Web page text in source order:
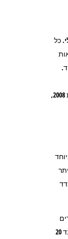
. כל
לתשואות השליליות העמוקות של שנת 2008,
(ת"א 25) לבין 121.5% (יתר
75 עם 87.7% ומדד
שלא מביישים את שוק המניות: תל בונד 20